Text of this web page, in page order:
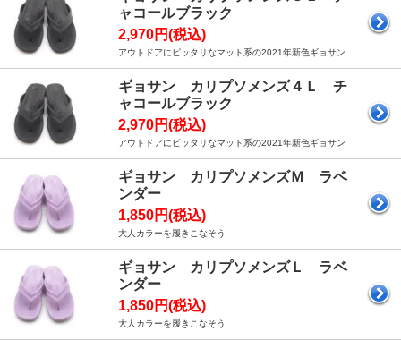
ャコールブラック
2,970円(税込)
アウトドアにピッタリなマット系の2021年新色ギョサン
ギョサン カリプソメンズ４Ｌ チ
ャコールブラック
2,970円(税込)
アウトドアにピッタリなマット系の2021年新色ギョサン
ギョサン カリプソメンズＭ ラベ
ンダー
1,850円(税込)
大人カラーを履きこなそう
ギョサン カリプソメンズＬ ラベ
ンダー
1,850円(税込)
大人カラーを履きこなそう